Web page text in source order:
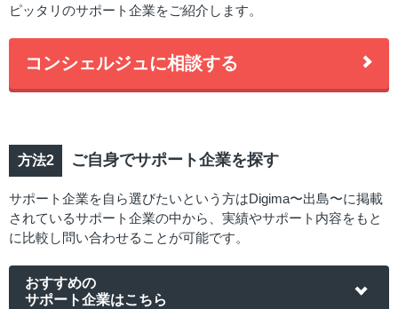
ピッタリのサポート企業をご紹介します。
コンシェルジュに相談する
ご自身でサポート企業を探す
サポート企業を自ら選びたいという方はDigima〜出島〜に掲載
されているサポート企業の中から、実績やサポート内容をもと
に比較し問い合わせることが可能です。
おすすめの
サポート企業はこちら